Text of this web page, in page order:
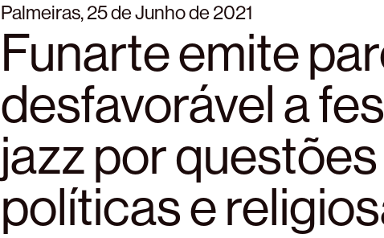
Palmeiras, 25 de Junho de 2021
Funarte emite
desfavorável a
jazz por questões
políticas e